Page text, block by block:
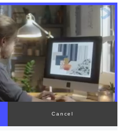
Cancel